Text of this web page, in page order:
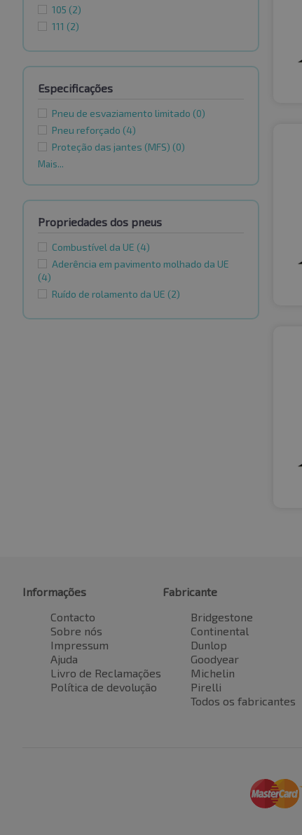
105 (2)
111 (2)
Especificações
Pneu de esvaziamento limitado (0)
Pneu reforçado (4)
Proteção das jantes (MFS) (0)
Mais...
Propriedades dos pneus
Combustível da UE (4)
Aderência em pavimento molhado da UE
(4)
Ruído de rolamento da UE (2)
Informações
Contacto
Sobre nós
Impressum
Ajuda
Livro de Reclamações
Política de devolução
Fabricante
Bridgestone
Continental
Dunlop
Goodyear
Michelin
Pirelli
Todos os fabricantes